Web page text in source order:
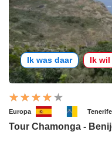
Ik was daar Ik wil
Europa Tenerife
Tour Chamonga -